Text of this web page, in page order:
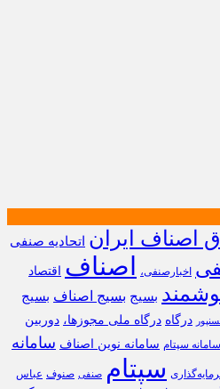
اصناف ایران اتحادیه صنفی
اخبارصنفی، اصناف
اقتصاد
بسیج بسیج اصناف بسیج
درگاه درگاه ملی مجوزها، دوربین
سامانه سپتام سامانه نوین اصناف سامانه
سپتام صنفی صنوف عباس